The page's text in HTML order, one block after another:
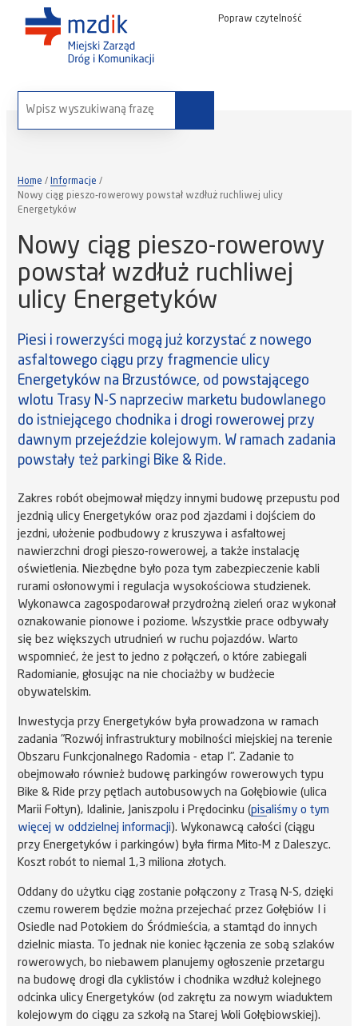
Popraw czytelność
wyszukaj na stronie:
Home
Informacje
Nowy ciąg pieszo-rowerowy powstał wzdłuż ruchliwej ulicy
Energetyków
Nowy ciąg pieszo-rowerowy
powstał wzdłuż ruchliwej
ulicy Energetyków
Piesi i rowerzyści mogą już korzystać z nowego
asfaltowego ciągu przy fragmencie ulicy
Energetyków na Brzustówce, od powstającego
wlotu Trasy N-S naprzeciw marketu budowlanego
do istniejącego chodnika i drogi rowerowej przy
dawnym przejeździe kolejowym. W ramach zadania
powstały też parkingi Bike & Ride.
Zakres robót obejmował między innymi budowę przepustu pod
jezdnią ulicy Energetyków oraz pod zjazdami i dojściem do
jezdni, ułożenie podbudowy z kruszywa i asfaltowej
nawierzchni drogi pieszo-rowerowej, a także instalację
oświetlenia. Niezbędne było poza tym zabezpieczenie kabli
rurami osłonowymi i regulacja wysokościowa studzienek.
Wykonawca zagospodarował przydrożną zieleń oraz wykonał
oznakowanie pionowe i poziome. Wszystkie prace odbywały
się bez większych utrudnień w ruchu pojazdów. Warto
wspomnieć, że jest to jedno z połączeń, o które zabiegali
Radomianie, głosując na nie chociażby w budżecie
obywatelskim.
Inwestycja przy Energetyków była prowadzona w ramach
zadania "Rozwój infrastruktury mobilności miejskiej na terenie
Obszaru Funkcjonalnego Radomia - etap I". Zadanie to
obejmowało również budowę parkingów rowerowych typu
Bike & Ride przy pętlach autobusowych na Gołębiowie (ulica
Marii Fołtyn), Idalinie, Janiszpolu i Prędocinku (pisaliśmy o tym
więcej w oddzielnej informacji). Wykonawcą całości (ciągu
przy Energetyków i parkingów) była firma Mito-M z Daleszyc.
Koszt robót to niemal 1,3 miliona złotych.
Oddany do użytku ciąg zostanie połączony z Trasą N-S, dzięki
czemu rowerem będzie można przejechać przez Gołębiów I i
Osiedle nad Potokiem do Śródmieścia, a stamtąd do innych
dzielnic miasta. To jednak nie koniec łączenia ze sobą szlaków
rowerowych, bo niebawem planujemy ogłoszenie przetargu
na budowę drogi dla cyklistów i chodnika wzdłuż kolejnego
odcinka ulicy Energetyków (od zakrętu za nowym wiaduktem
kolejowym do ciągu za szkołą na Starej Woli Gołębiowskiej).